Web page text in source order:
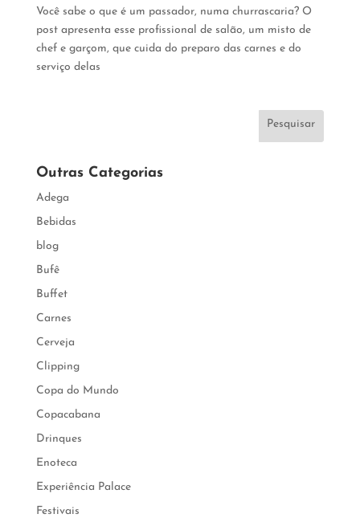
Você sabe o que é um passador, numa churrascaria? O
post apresenta esse profissional de salão, um misto de
chef e garçom, que cuida do preparo das carnes e do
serviço delas
Pesquisar
Outras Categorias
Adega
Bebidas
blog
Bufê
Buffet
Carnes
Cerveja
Clipping
Copa do Mundo
Copacabana
Drinques
Enoteca
Experiência Palace
Festivais